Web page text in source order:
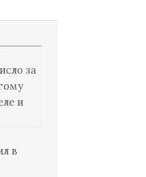
за
и
в